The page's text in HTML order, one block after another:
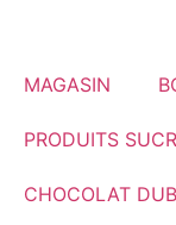
MAGASIN
PRODUITS
CHOCOLAT